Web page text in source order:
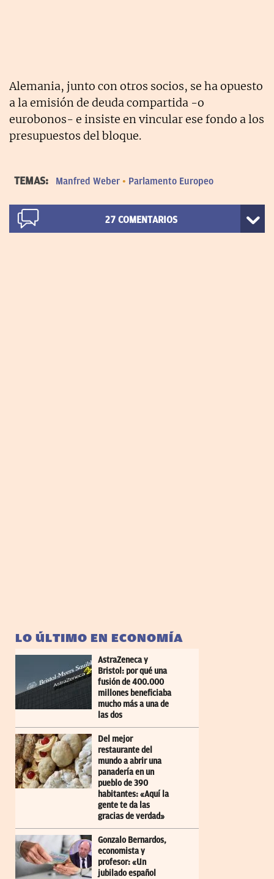
Alemania, junto con otros socios, se ha opuesto
a la emisión de deuda compartida -o
eurobonos- e insiste en vincular ese fondo a los
presupuestos del bloque.
TEMAS: Manfred Weber Parlamento Europeo
27 COMENTARIOS
LO ÚLTIMO EN ECONOMÍA
AstraZeneca y
Bristol: por qué una
fusión de 400.000
millones beneficiaba
mucho más a una de
las dos
Del mejor
restaurante del
mundo a abrir una
panadería en un
pueblo de 390
habitantes: «Aquí la
gente te da las
gracias de verdad»
Gonzalo Bernardos,
economista y
profesor: «Un
jubilado español